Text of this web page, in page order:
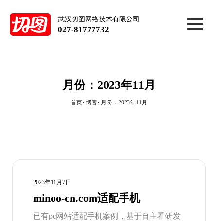
武汉切图网络技术有限公司
027-81777732
月份：2023年11月
首页 博客 月份：2023年11月
2023年11月7日
minoo-cn.com适配手机
已有pc网站适配手机案例，基于自主看研发